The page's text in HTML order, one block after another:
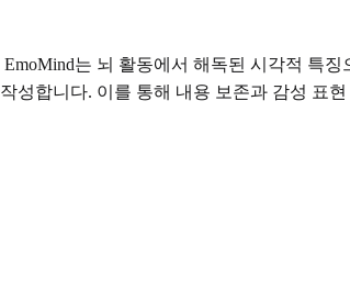
는 뇌 활동에서 해독된 시각적 특징
합니다. 이를 통해 내용 보존과 감성 표